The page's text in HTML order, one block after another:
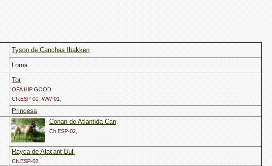
Tyson de Canchas Ibakken
Loma
Tor
OFA HIP GOOD
Ch.ESP-01,
WW-01,
Princesa
Conan de Atlantida Can
Ch.ESP-02,
Rayca de Alacant Bull
Ch.ESP-02,